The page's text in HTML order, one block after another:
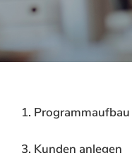
1. Programmaufbau
3. Kunden anlegen